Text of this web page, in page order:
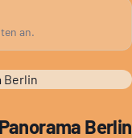
an.
Berlin